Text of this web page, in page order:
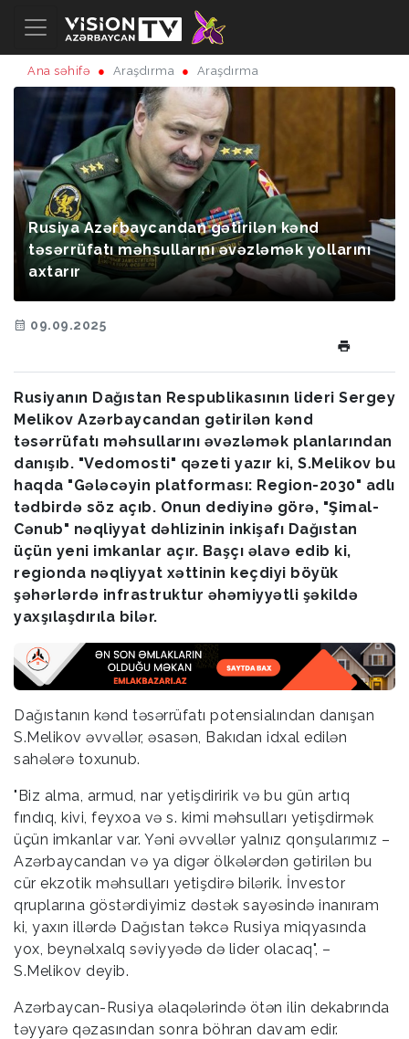
Ana səhifə Araşdırma Araşdırma
Rusiya Azərbaycandan gətirilən kənd
təsərrüfatı məhsullarını əvəzləmək yollarını
axtarır
09.09.2025
Rusiyanın Dağıstan Respublikasının lideri Sergey
Melikov Azərbaycandan gətirilən kənd
təsərrüfatı məhsullarını əvəzləmək planlarından
danışıb. "Vedomosti" qəzeti yazır ki, S.Melikov bu
haqda "Gələcəyin platforması: Region-2030" adlı
tədbirdə söz açıb. Onun dediyinə görə, "Şimal-
Cənub" nəqliyyat dəhlizinin inkişafı Dağıstan
üçün yeni imkanlar açır. Başçı əlavə edib ki,
regionda nəqliyyat xəttinin keçdiyi böyük
şəhərlərdə infrastruktur əhəmiyyətli şəkildə
yaxşılaşdırıla bilər.
Dağıstanın kənd təsərrüfatı potensialından danışan
S.Melikov əvvəllər, əsasən, Bakıdan idxal edilən
sahələrə toxunub.
"Biz alma, armud, nar yetişdiririk və bu gün artıq
fındıq, kivi, feyxoa və s. kimi məhsulları yetişdirmək
üçün imkanlar var. Yəni əvvəllər yalnız qonşularımız –
Azərbaycandan və ya digər ölkələrdən gətirilən bu
cür ekzotik məhsulları yetişdirə bilərik. İnvestor
qruplarına göstərdiyimiz dəstək sayəsində inanıram
ki, yaxın illərdə Dağıstan təkcə Rusiya miqyasında
yox, beynəlxalq səviyyədə də lider olacaq", –
S.Melikov deyib.
Azərbaycan-Rusiya əlaqələrində ötən ilin dekabrında
təyyarə qəzasından sonra böhran davam edir.